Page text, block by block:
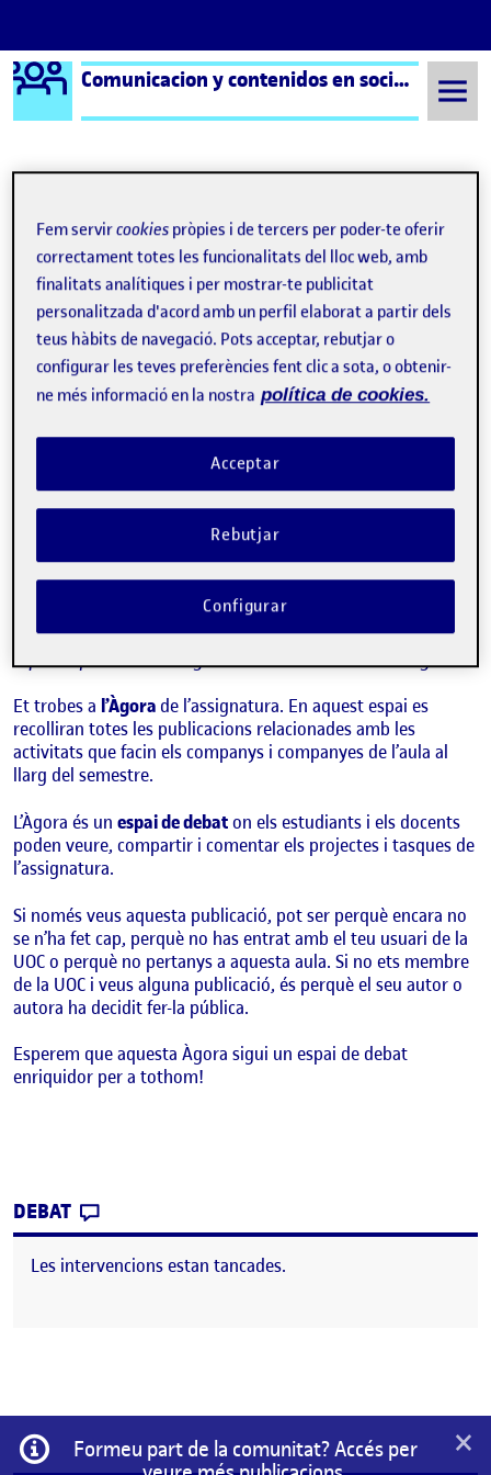
Saltar al contingut
Logo Ágora Comunicacion y contenidos en social media aula 1
Navegació d'entradesSegüent
Publicat perBenvinguts i benvingudes!
Data de publicació15 setembre, 2022 3:08 pm
Aquesta publicació s’ha generat automàticament a l’Àgora.
Et trobes a l’Àgora de l’assignatura. En aquest espai es
recolliran totes les publicacions relacionades amb les
activitats que facin els companys i companyes de l’aula al
llarg del semestre.
L’Àgora és un espai de debaton els estudiants i els docents
poden veure, compartir i comentar els projectes i tasques de
l’assignatura.
Si només veus aquesta publicació, pot ser perquè encara no
se n’ha fet cap, perquè no has entrat amb el teu usuari de la
UOC o perquè no pertanys a aquesta aula. Si no ets membre
de la UOC i veus alguna publicació, és perquè el seu autor o
autora ha decidit fer-la pública.
Esperem que aquesta Àgora sigui un espai de debat
enriquidor per a tothom!
DEBAT
Les intervencions estan tancades.
Informació
Formeu part de la comunitat? Accés per
×
Fem servircookies pròpies i de tercers per poder-te oferir
correctament totes les funcionalitats del lloc web, amb
finalitats analítiques i per mostrar-te publicitat
personalitzada d'acord amb un perfil elaborat a partir dels
teus hàbits de navegació. Pots acceptar, rebutjar o
configurar les teves preferències fent clic a sota, o obtenir-
ne més informació en la nostra política de cookies.
Rebutjar
Acceptar
Configurar